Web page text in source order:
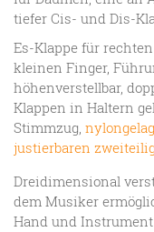
tiefer Cis- und Dis-
Es-Klappe für
kleinen Finger,
höhenverstellbar,
Klappen in Haltern
Stimmzug,
justier­baren
Dreidimensional
dem Musiker
Hand und